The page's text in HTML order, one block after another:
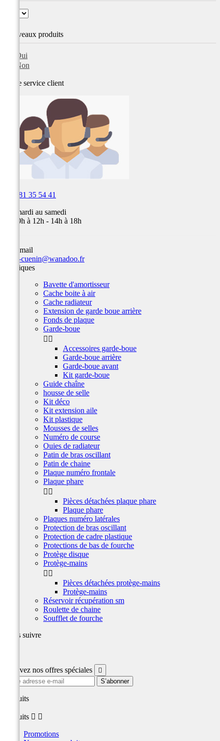
Nouveaux produits
Oui
Non
Notre service client
03 81 35 54 41
Du mardi au samedi
de 09h à 12h - 14h à 18h
Par email
team-cuenin@wanadoo.fr
Plastiques
Bavette d'amortisseur
Cache boite à air
Cache radiateur
Extension de garde boue arrière
Fonds de plaque
Garde-boue
 
Accessoires garde-boue
Garde-boue arrière
Garde-boue avant
Kit garde-boue
Guide chaîne
housse de selle
Kit déco
Kit extension aile
Kit plastique
Mousses de selles
Numéro de course
Ouies de radiateur
Patin de bras oscillant
Patin de chaine
Plaque numéro frontale
Plaque phare
 
Pièces détachées plaque phare
Plaque phare
Plaques numéro latérales
Protection de bras oscillant
Protection de cadre plastique
Protections de bas de fourche
Protège disque
Protège-mains
 
Pièces détachées protège-mains
Protège-mains
Réservoir récupération sm
Roulette de chaine
Soufflet de fourche
Nous suivre
Recevez nos offres spéciales 
produits
produits  
Promotions